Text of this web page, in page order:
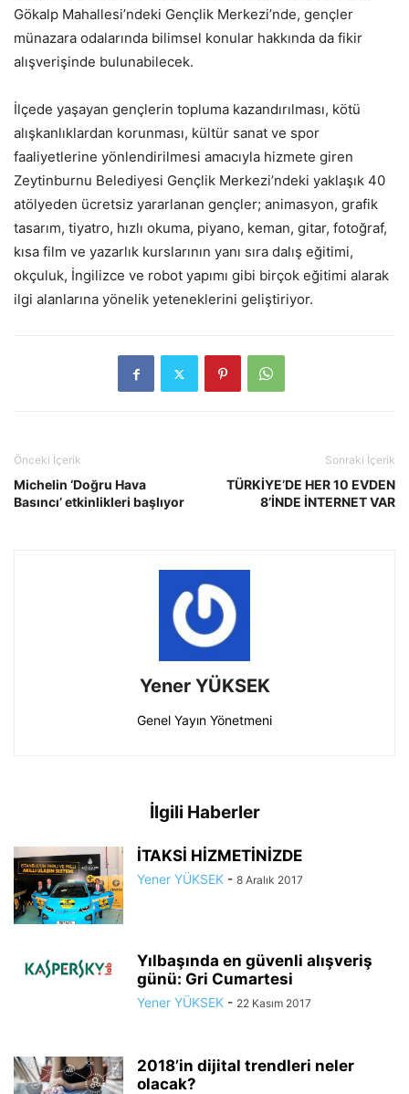
Gökalp Mahallesi’ndeki Gençlik Merkezi’nde, gençler
münazara odalarında bilimsel konular hakkında da fikir
alışverişinde bulunabilecek.
İlçede yaşayan gençlerin topluma kazandırılması, kötü
alışkanlıklardan korunması, kültür sanat ve spor
faaliyetlerine yönlendirilmesi amacıyla hizmete giren
Zeytinburnu Belediyesi Gençlik Merkezi’ndeki yaklaşık 40
atölyeden ücretsiz yararlanan gençler; animasyon, grafik
tasarım, tiyatro, hızlı okuma, piyano, keman, gitar, fotoğraf,
kısa film ve yazarlık kurslarının yanı sıra dalış eğitimi,
okçuluk, İngilizce ve robot yapımı gibi birçok eğitimi alarak
ilgi alanlarına yönelik yeteneklerini geliştiriyor.
Önceki İçerik
Michelin ‘Doğru Hava
Basıncı’ etkinlikleri başlıyor
Sonraki İçerik
TÜRKİYE’DE HER 10 EVDEN
8’İNDE İNTERNET VAR
Yener YÜKSEK
Genel Yayın Yönetmeni
İlgili Haberler
İTAKSİ HİZMETİNİZDE
Yener YÜKSEK - 8 Aralık 2017
Yılbaşında en güvenli alışveriş
günü: Gri Cumartesi
Yener YÜKSEK - 22 Kasım 2017
2018’in dijital trendleri neler
olacak?